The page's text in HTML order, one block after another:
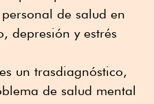
de salud en
depresión y estrés
un trasdiagnóstico,
de salud mental